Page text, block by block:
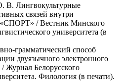
Лингвокультурные
связей внутри
«СПОРТ» / Вестник Минского
университета (в
грамматический способ
двуязычного электронного
/ Журнал Белорусского
Филология (в печати).